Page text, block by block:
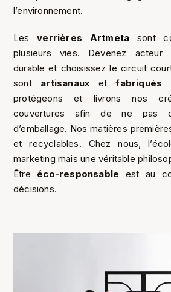
l’environnement.
Lesverrières Artmeta
sont
plusieurs vies. Devenez acteur
durable et choisissez le circuit
sont artisanaux etfabriqués
protégeons et livrons nos
couvertures afin de ne pas
d’emballage. Nos matières
et recyclables. Chez nous,
marketing mais une véritable
Être éco-responsable est au
décisions.